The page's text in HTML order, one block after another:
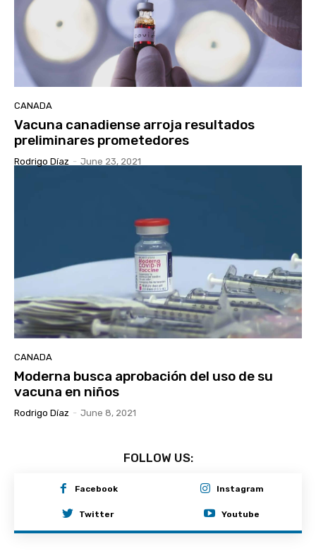
CANADA
Vacuna canadiense arroja resultados
preliminares prometedores
Rodrigo Díaz - June 23, 2021
CANADA
Moderna busca aprobación del uso de su
vacuna en niños
Rodrigo Díaz - June 8, 2021
FOLLOW US:
Facebook Instagram
Twitter Youtube